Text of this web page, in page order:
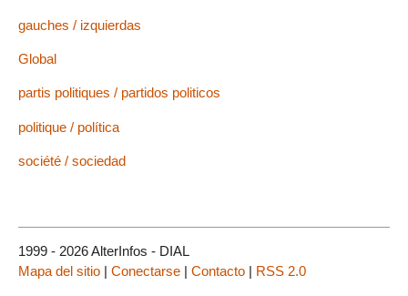
gauches / izquierdas
Global
partis politiques / partidos politicos
politique / política
société / sociedad
1999 - 2026 AlterInfos - DIAL
Mapa del sitio | Conectarse | Contacto | RSS 2.0